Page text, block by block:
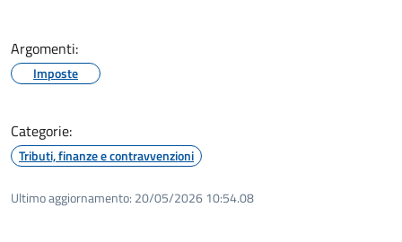
Argomenti:
Imposte
Categorie:
Tributi, finanze e contravvenzioni
Ultimo aggiornamento: 20/05/2026 10:54.08